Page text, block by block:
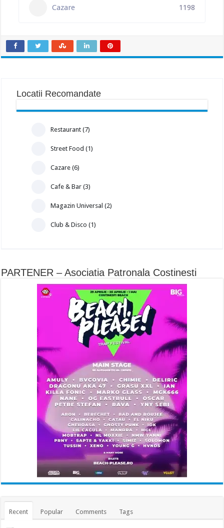
Cazare 1198
Locatii Recomandate
Restaurant (7)
Street Food (1)
Cazare (6)
Cafe & Bar (3)
Magazin Universal (2)
Club & Disco (1)
PARTENER – Asociatia Patronala Costinesti
Recent Popular Comments Tags